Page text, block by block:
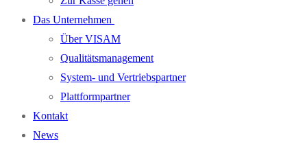
Das Unternehmen
Über VISAM
Qualitätsmanagement
System- und Vertriebspartner
Plattformpartner
Kontakt
News